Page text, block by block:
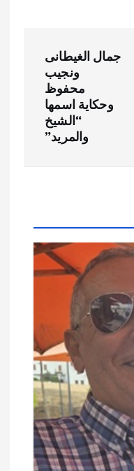
جمال الغيطانى
ونجيب
محفوظ
وحكاية اسمها
“الشيخ
والمريد”